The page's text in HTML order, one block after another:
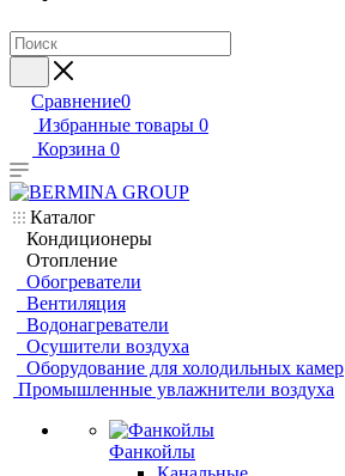
Сравнение0
Избранные товары 0
Корзина 0
Каталог
Кондиционеры
Отопление
Обогреватели
Вентиляция
Водонагреватели
Осушители воздуха
Оборудование для холодильных камер
Промышленные увлажнители воздуха
Фанкойлы